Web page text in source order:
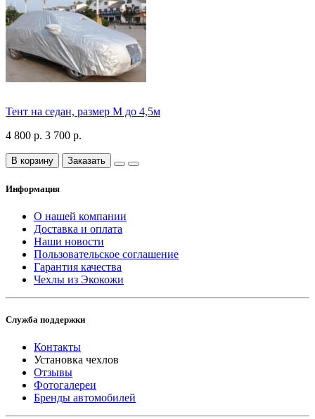
Тент на седан, размер М до 4,5м
4 800 р. 3 700 р.
В корзину Заказать
Информация
О нашей компании
Доставка и оплата
Наши новости
Пользовательское соглашение
Гарантия качества
Чехлы из Экокожи
Служба поддержки
Контакты
Установка чехлов
Отзывы
Фотогалереи
Бренды автомобилей